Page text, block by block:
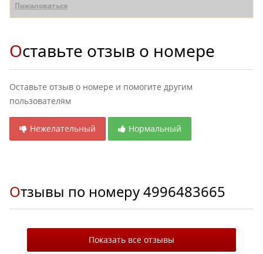
Пожаловаться
Оставьте отзыв о номере
Оставьте отзыв о номере и помогите другим
пользователям
Нежелательный Нормальный
Отзывы по номеру4996483665
Показать все отзывы